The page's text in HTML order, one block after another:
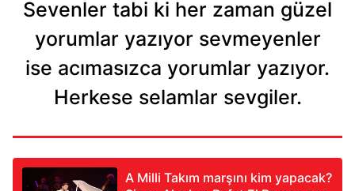
Sevenler tabi ki her zaman güzel
yorumlar yazıyor sevmeyenler
ise acımasızca yorumlar yazıyor.
Herkese selamlar sevgiler.
A Milli Takım marşını kim yapacak?